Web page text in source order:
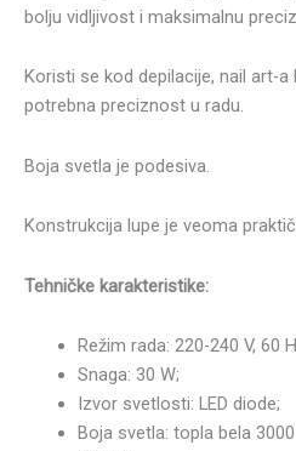
bolju vidljivost i maksimalnu
Koristi se kod depilacije, nail art-
potrebna preciznost u radu.
Boja svetla je podesiva.
Konstrukcija lupe je veoma
Tehničke karakteristike:
Režim rada: 220-240 V, 60
Snaga: 30 W;
Izvor svetlosti: LED diode;
Boja svetla: topla bela